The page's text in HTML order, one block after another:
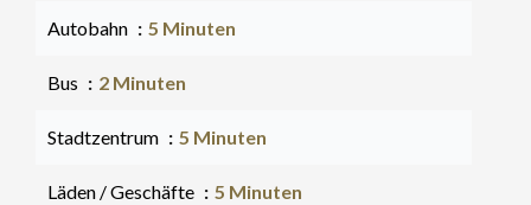
Autobahn 5 Minuten
Bus 2 Minuten
Stadtzentrum 5 Minuten
Läden / Geschäfte 5 Minuten